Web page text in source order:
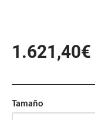
1.621,40€
Tamaño